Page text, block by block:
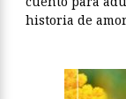
historia de